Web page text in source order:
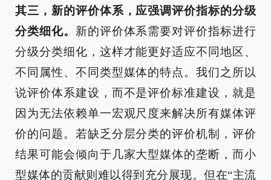
其三，新的评价体系，应强调评价指标的分级
分类细化。 新的评价体系需要对评价指标进行
分级分类细化，这样才能更好适应不同地区、
不同属性、不同类型媒体的特点。我们之所以
说评价体系建设，而不是评价标准建设，就是
因为无法依赖单一宏观尺度来解决所有媒体评
价的问题。若缺乏分层分类的评价机制，评价
结果可能会倾向于几家大型媒体的垄断，而小
型媒体的贡献则难以得到充分展现。但在“主流